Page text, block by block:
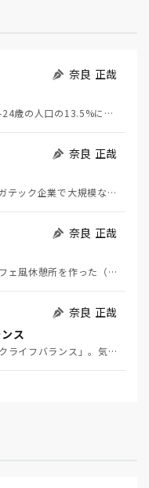
奈良 正哉
英国のニートは100万人を超え、16-24歳の人口の13.5%になるそうだ（6月4日日経）。米国で…
奈良 正哉
アマゾンやマイクロソフトなど、メガテック企業で大規模な人員削減が相次いでいる。AIによりエンジニア…
奈良 正哉
大手建設会社大林組が建設現場にカフェ風休憩所を作った（11月6日日経）。建設業界の3K（きつい、汚…
奈良 正哉
ス
高市発言で一時話題になった「ワークライフバランス」。気力・体力・使命感のある自発的労働はこんな建前…